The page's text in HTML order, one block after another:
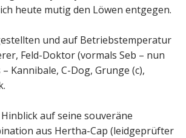
heute mutig den Löwen entgegen.
und auf Betriebstemperatur
Feld-Doktor (vormals Seb – nun
Kannibale, C-Dog, Grunge (c),
auf seine souveräne
aus Hertha-Cap (leidgeprüfter